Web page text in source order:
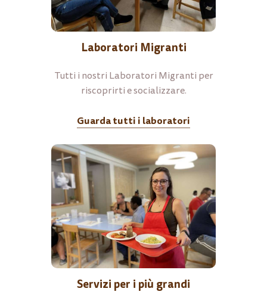
Laboratori Migranti
Tutti i nostri Laboratori Migranti per
riscoprirti e socializzare.
Guarda tutti i laboratori
Servizi per i più grandi